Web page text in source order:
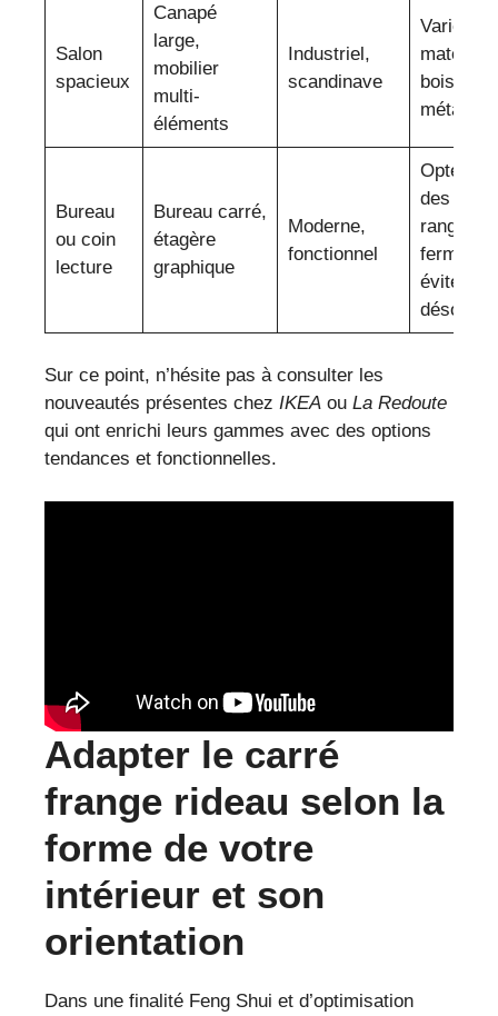
Salon
spacieux
Canapé
large,
mobilier
multi-
éléments
Industriel,
scandinave
Varier les
bois et
métal
Bureau
ou coin
lecture
Bureau carré,
étagère
graphique
Moderne,
fonctionnel
Opter
des
fermés
éviter le
désordre
Sur ce point, n’hésite pas à consulter les
nouveautés présentes chez IKEA ou La Redoute
qui ont enrichi leurs gammes avec des options
tendances et fonctionnelles.
Adapter le carré
frange rideau selon la
forme de votre
intérieur et son
orientation
Dans une finalité Feng Shui et d’optimisation